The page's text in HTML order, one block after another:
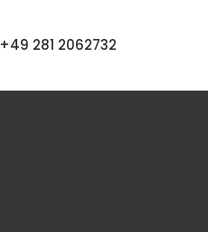
+49 281 2062732